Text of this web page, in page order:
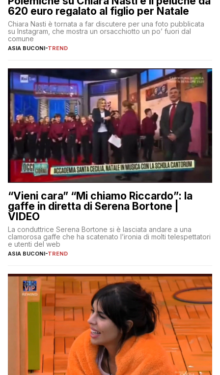
620 euro regalato al figlio per Natale
Chiara Nasti è tornata a far discutere per una foto pubblicata
su Instagram, che mostra un orsacchiotto un po’ fuori dal
comune
ASIA BUCONI-TREND
“Vieni cara” “Mi chiamo Riccardo”: la
gaffe in diretta di Serena Bortone |
VIDEO
La conduttrice Serena Bortone si è lasciata andare a una
clamorosa gaffe che ha scatenato l’ironia di molti telespettatori
e utenti del web
ASIA BUCONI-TREND